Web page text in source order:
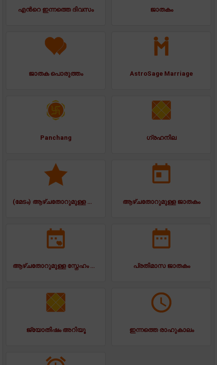
എന്‍റെ ഇന്നത്തെ ദിവസം ജാതകം
ജാതക പൊരുത്തം AstroSage Marriage
Panchang ഗ്രഹനില
(മേടം) ആഴ്ചതോറുമുള്ള ജാതകം ആഴ്ചതോറുമുള്ള ജാതകം
ആഴ്ചതോറുമുള്ള സ്നേഹം ജാതകം പ്രതിമാസ ജാതകം
ജ്യോതിഷം അറിയൂ ഇന്നത്തെ രാഹുകാലം